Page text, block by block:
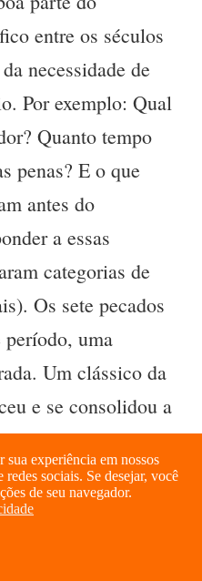
entre os séculos
necessidade de
Por exemplo: Qual
Quanto tempo
penas? E o que
antes do
a essas
categorias de
Os sete pecados
período, uma
Um clássico da
e se consolidou a
Estamos falando da
de Dante Alighieri
experiência em nossos
sociais. Se desejar, você
de seu navegador.